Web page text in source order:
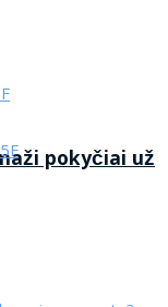
pokyčiai už